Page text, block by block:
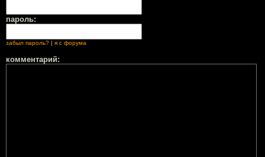
пароль:
забыл пароль? я с форума
комментарий: